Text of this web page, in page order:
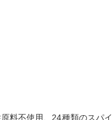
料不使用、24種類のスパイ